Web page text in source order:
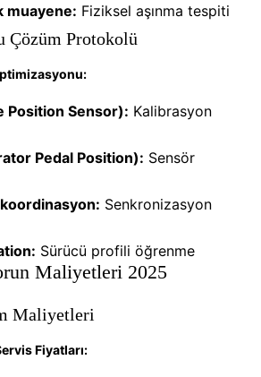
muayene: Fiziksel aşınma tespiti
Çözüm Protokolü
Position Sensor): Kalibrasyon
Pedal Position): Sensör
Senkronizasyon
Sürücü profili öğrenme
Maliyetleri 2025
Maliyetleri
Fiyatları: